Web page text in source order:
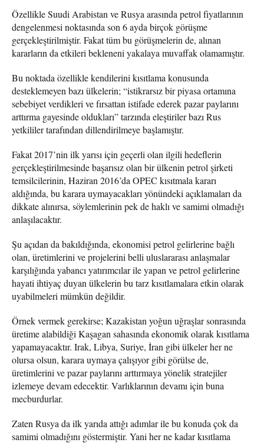
Özellikle Suudi Arabistan ve Rusya arasında petrol fiyatlarının
dengelenmesi noktasında son 6 ayda birçok görüşme
gerçekleştirilmiştir. Fakat tüm bu görüşmelerin de, alınan
kararların da etkileri bekleneni yakalaya muvaffak olamamıştır.
Bu noktada özellikle kendilerini kısıtlama konusunda
desteklemeyen bazı ülkelerin; “istikrarsız bir piyasa ortamına
sebebiyet verdikleri ve fırsattan istifade ederek pazar paylarını
arttırma gayesinde oldukları” tarzında eleştiriler bazı Rus
yetkililer tarafından dillendirilmeye başlamıştır.
Fakat 2017’nin ilk yarısı için geçerli olan ilgili hedeflerin
gerçekleştirilmesinde başarısız olan bir ülkenin petrol şirketi
temsilcilerinin, Haziran 2016’da OPEC kısıtmala kararı
aldığında, bu karara uymayacakları yönündeki açıklamaları da
dikkate alınırsa, söylemlerinin pek de haklı ve samimi olmadığı
anlaşılacaktır.
Şu açıdan da bakıldığında, ekonomisi petrol gelirlerine bağlı
olan, üretimlerini ve projelerini belli uluslararası anlaşmalar
karşılığında yabancı yatırımcılar ile yapan ve petrol gelirlerine
hayati ihtiyaç duyan ülkelerin bu tarz kısıtlamalara etkin olarak
uyabilmeleri mümkün değildir.
Örnek vermek gerekirse; Kazakistan yoğun uğraşlar sonrasında
üretime alabildiği Kaşagan sahasında ekonomik olarak kısıtlama
yapamayacaktır. Irak, Libya, Suriye, İran gibi ülkeler her ne
olursa olsun, karara uymaya çalışıyor gibi görülse de,
üretimlerini ve pazar paylarını arttırmaya yönelik stratejiler
izlemeye devam edecektir. Varlıklarının devamı için buna
mecburdurlar.
Zaten Rusya da ilk yarıda attığı adımlar ile bu konuda çok da
samimi olmadığını göstermiştir. Yani her ne kadar kısıtlama